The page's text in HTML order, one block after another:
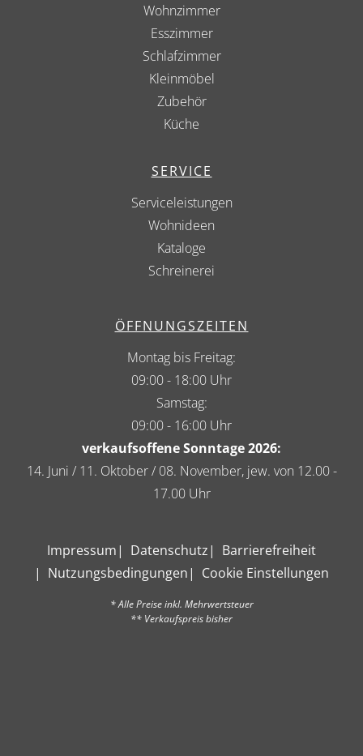
Wohnzimmer
Esszimmer
Schlafzimmer
Kleinmöbel
Zubehör
Küche
SERVICE
Serviceleistungen
Wohnideen
Kataloge
Schreinerei
ÖFFNUNGSZEITEN
Montag bis Freitag:
09:00 - 18:00 Uhr
Samstag:
09:00 - 16:00 Uhr
verkaufsoffene Sonntage 2026:
14. Juni / 11. Oktober / 08. November, jew. von 12.00 -
17.00 Uhr
Impressum Datenschutz
Barrierefreiheit
Nutzungsbedingungen
Cookie Einstellungen
* Alle Preise inkl. Mehrwertsteuer
** Verkaufspreis bisher